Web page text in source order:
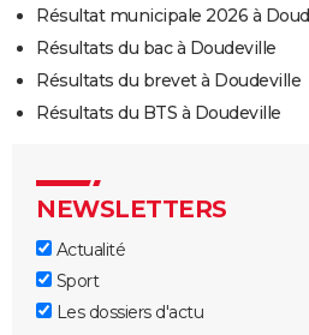
Résultat municipale 2026 à
Résultats du bac à Doudeville
Résultats du brevet à Doudeville
Résultats du BTS à Doudeville
NEWSLETTERS
Actualité
Sport
Les dossiers d'actu